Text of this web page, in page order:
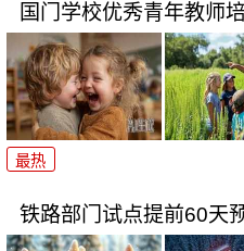
国门学校优秀青年教师
最热
铁路部门试点提前60天